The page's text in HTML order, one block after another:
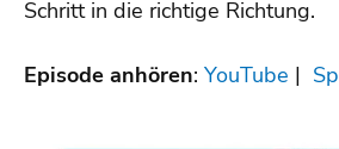
Schritt in die richtige Richtung.
Episode anhören: YouTube |